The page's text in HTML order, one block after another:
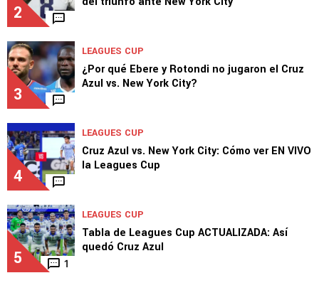
2
3
LEAGUES CUP
¿Por qué Ebere y Rotondi no jugaron el Cruz
Azul vs. New York City?
4
LEAGUES CUP
Cruz Azul vs. New York City: Cómo ver EN VIVO
la Leagues Cup
5 1
LEAGUES CUP
Tabla de Leagues Cup ACTUALIZADA: Así
quedó Cruz Azul